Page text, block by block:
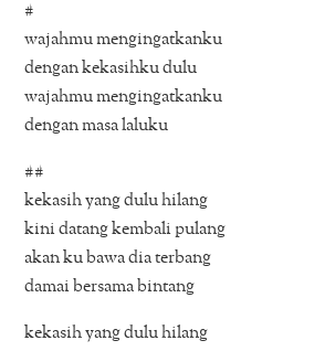
#
wajahmu mengingatkanku
dengan kekasihku dulu
wajahmu mengingatkanku
dengan masa laluku
##
kekasih yang dulu hilang
kini datang kembali pulang
akan ku bawa dia terbang
damai bersama bintang
kekasih yang dulu hilang